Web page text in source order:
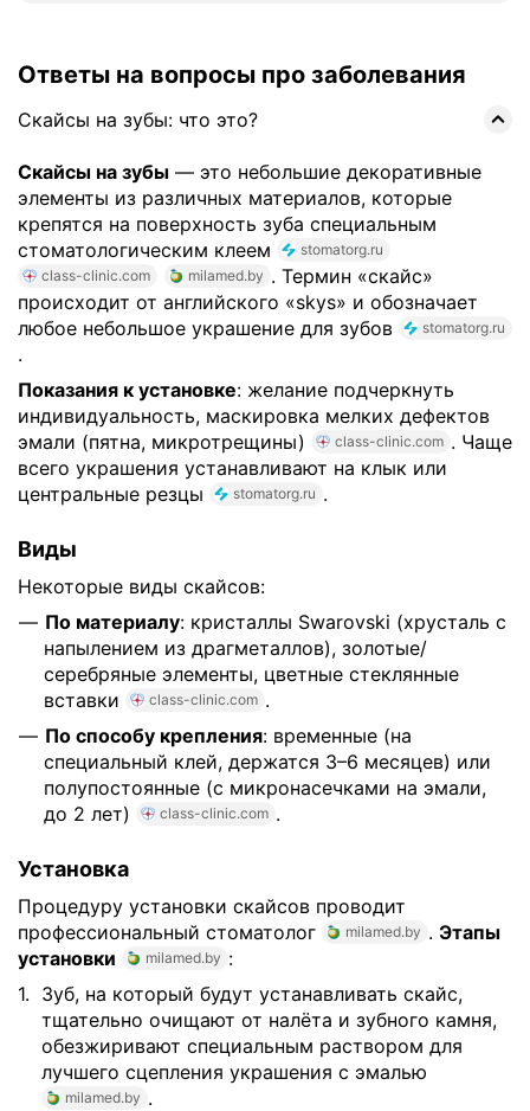
Ответы на вопросы про заболевания
Скайсы на зубы: что это?
Скайсы на зубы — это небольшие декоративные
элементы из различных материалов, которые
крепятся на поверхность зуба специальным
стоматологическим клеем
stomatorg.ru
class-clinic.com
milamed.by . Термин «скайс»
происходит от английского «skys» и обозначает
любое небольшое украшение для зубов
stomatorg.ru
.
Показания к установке: желание подчеркнуть
индивидуальность, маскировка мелких дефектов
эмали (пятна, микротрещины)
class-clinic.com . Чаще
всего украшения устанавливают на клык или
центральные резцы
stomatorg.ru .
Виды
Некоторые виды скайсов:
По материалу: кристаллы Swarovski (хрусталь с
напылением из драгметаллов), золотые/
серебряные элементы, цветные стеклянные
вставки
class-clinic.com .
По способу крепления: временные (на
специальный клей, держатся 3–6 месяцев) или
полупостоянные (с микронасечками на эмали,
до 2 лет)
class-clinic.com .
Установка
Процедуру установки скайсов проводит
профессиональный стоматолог
milamed.by . Этапы
установки
milamed.by :
Зуб, на который будут устанавливать скайс,
тщательно очищают от налёта и зубного камня,
обезжиривают специальным раствором для
лучшего сцепления украшения с эмалью
milamed.by .